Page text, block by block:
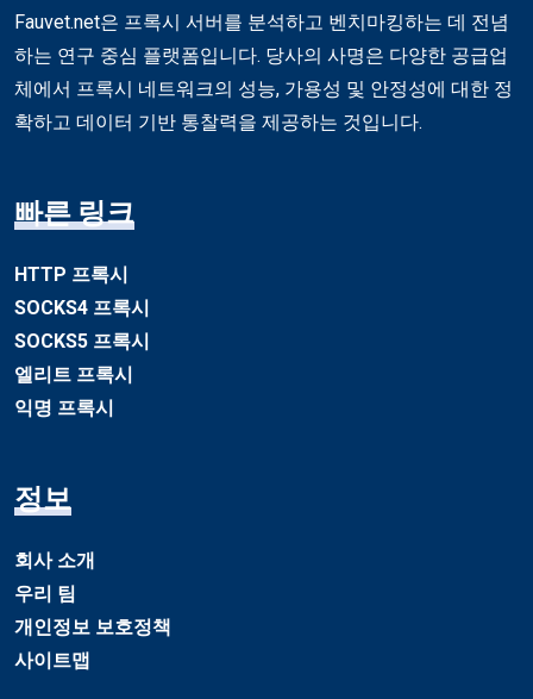
Fauvet.net은 프록시 서버를 분석하고 벤치마킹하는 데 전념
하는 연구 중심 플랫폼입니다. 당사의 사명은 다양한 공급업
체에서 프록시 네트워크의 성능, 가용성 및 안정성에 대한 정
확하고 데이터 기반 통찰력을 제공하는 것입니다.
빠른 링크
HTTP 프록시
SOCKS4 프록시
SOCKS5 프록시
엘리트 프록시
익명 프록시
정보
회사 소개
우리 팀
개인정보 보호정책
사이트맵